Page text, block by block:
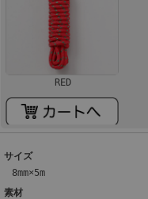
RED
サイズ
8mm×5m
素材